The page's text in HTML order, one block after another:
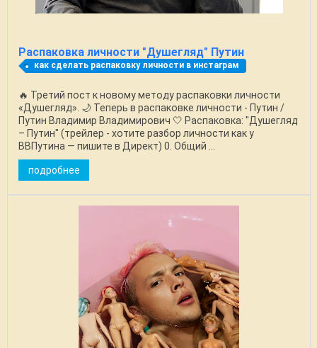
Распаковка личности "Душегляд" Путин
как сделать распаковку личности в инстаграм
🔥 Третий пост к новому методу распаковки личности
«Душегляд». 🌙 Теперь в распаковке личности - Путин /
Путин Владимир Владимирович 🤍 Распаковка: "Душегляд
– Путин" (трейлер - хотите разбор личности как у
ВВПутина — пишите в Директ) 0. Общий ...
подробнее